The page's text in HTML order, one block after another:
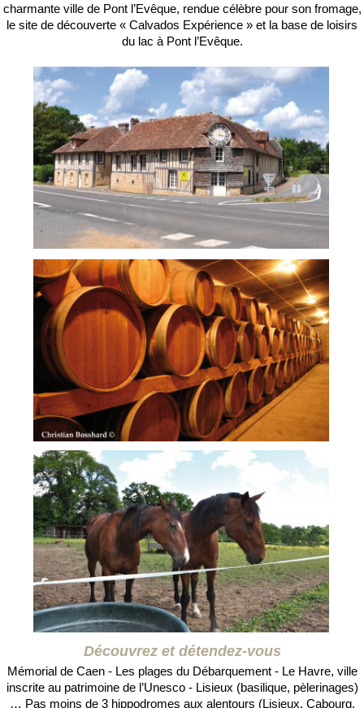
charmante ville de Pont l’Evêque, rendue célèbre pour son fromage,
le site de découverte « Calvados Expérience » et la base de loisirs
du lac à Pont l’Evêque.
Découvrez et détendez-vous
Mémorial de Caen - Les plages du Débarquement - Le Havre, ville
inscrite au patrimoine de l’Unesco - Lisieux (basilique, pèlerinages)
… Pas moins de 3 hippodromes aux alentours (Lisieux, Cabourg,